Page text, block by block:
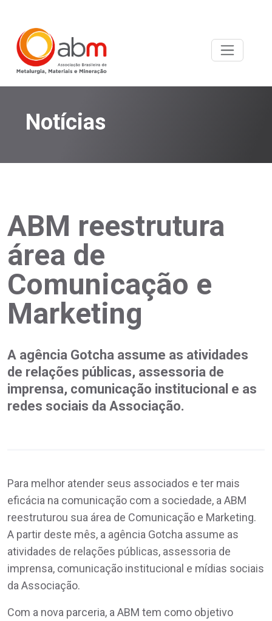
Notícias
ABM reestrutura
área de
Comunicação e
Marketing
A agência Gotcha assume as atividades
de relações públicas, assessoria de
imprensa, comunicação institucional e as
redes sociais da Associação.
Para melhor atender seus associados e ter mais
eficácia na comunicação com a sociedade, a ABM
reestruturou sua área de Comunicação e Marketing.
A partir deste mês, a agência Gotcha assume as
atividades de relações públicas, assessoria de
imprensa, comunicação institucional e mídias sociais
da Associação.
Com a nova parceria, a ABM tem como objetivo